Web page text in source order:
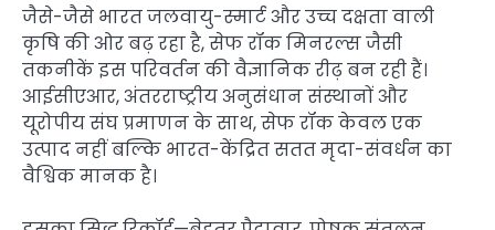
जैसे-जैसे भारत जलवायु-स्मार्ट और उच्च दक्षता वाली
कृषि की ओर बढ़ रहा है, सेफ रॉक मिनरल्स जैसी
तकनीकें इस परिवर्तन की वैज्ञानिक रीढ़ बन रही हैं।
आईसीएआर, अंतरराष्ट्रीय अनुसंधान संस्थानों और
यूरोपीय संघ प्रमाणन के साथ, सेफ रॉक केवल एक
उत्पाद नहीं बल्कि भारत-केंद्रित सतत मृदा-संवर्धन का
वैश्विक मानक है।